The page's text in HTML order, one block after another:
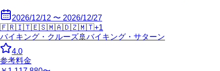
2026/12/12 〜 2026/12/27
🇫🇷🇮🇹🇪🇸🇲🇦🇩🇿🇲🇹+1
バイキング・クルーズ🚢 バイキング・サターン
4.0
参考料金